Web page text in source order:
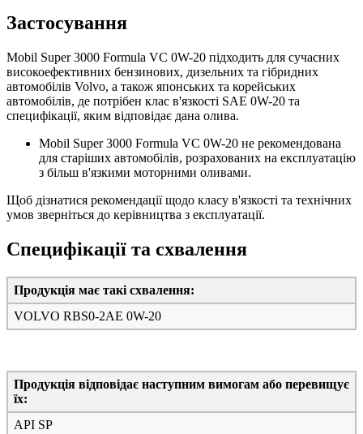
Застосування
Mobil Super 3000 Formula VC 0W-20 підходить для сучасних
високоефективних бензинових, дизельних та гібридних
автомобілів Volvo, а також японських та корейських
автомобілів, де потрібен клас в'язкості SAE 0W-20 та
специфікації, яким відповідає дана олива.
Mobil Super 3000 Formula VC 0W-20 не рекомендована
для старіших автомобілів, розрахованих на експлуатацію
з більш в'язкими моторними оливами.
Щоб дізнатися рекомендації щодо класу в'язкості та технічних
умов зверніться до керівництва з експлуатації.
Специфікації та схвалення
Продукція має такі схвалення:
VOLVO RBS0-2AE 0W-20
Продукція відповідає наступним вимогам або перевищує
їх:
API SP